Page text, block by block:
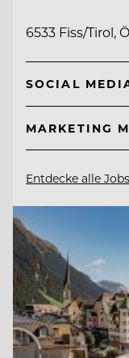
6533 Fiss/Tirol,
SOCIAL
MARKETING
Entdecke alle Jobs